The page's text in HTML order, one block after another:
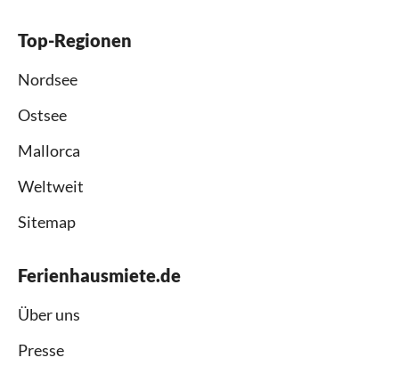
Top-Regionen
Nordsee
Ostsee
Mallorca
Weltweit
Sitemap
Ferienhausmiete.de
Über uns
Presse